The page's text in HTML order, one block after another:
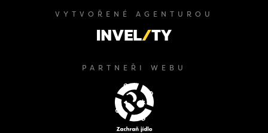
VYTVOŘENÉ AGENTUROU
PARTNEŘI WEBU